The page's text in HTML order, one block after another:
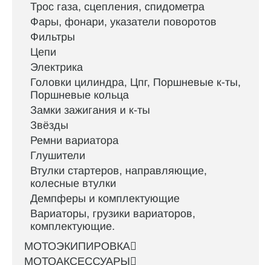
Трос газа, сцепления, спидометра
Фары, фонари, указатели поворотов
Фильтры
Цепи
Электрика
Головки цилиндра, Цпг, Поршневые к-ты,
Поршневые кольца
Замки зажигания и к-ты
Звёзды
Ремни вариатора
Глушители
Втулки стартеров, направляющие,
колесные втулки
Демпферы и комплектующие
Вариаторы, грузики вариаторов,
комплектующие.
МОТОЭКИПИРОВКА
МОТОАКСЕССУАРЫ